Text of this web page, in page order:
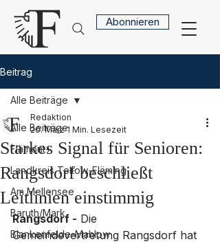
Abonnieren
Beitrag
Alle Beiträge
Flämont+
Landkreis Teltow-Fläming
Am Mellensee
Baruth/Mark
Blankenfelde-Mahlow
Alle Beiträge
Starkes Signal für Senioren:
Rangsdorf beschließt
Leitlinien einstimmig
Redaktion
20. März 1 Min. Lesezeit
Rangsdorf - Die
Gemeindevertretung Rangsdorf hat